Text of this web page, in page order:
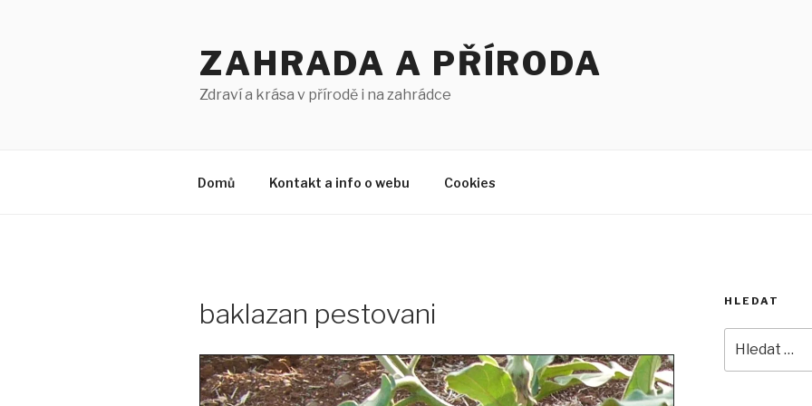
ZAHRADA A PŘÍRODA
Zdraví a krása v přírodě i na zahrádce
Domů Kontakt a info o webu Cookies
baklazan pestovani HLEDAT